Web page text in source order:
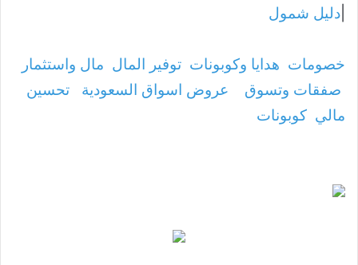
دليل شمول
خصومات هدايا وكوبونات توفير المال مال واستثمار
صفقات وتسوق
عروض اسواق السعودية
تحسين
مالي كوبونات